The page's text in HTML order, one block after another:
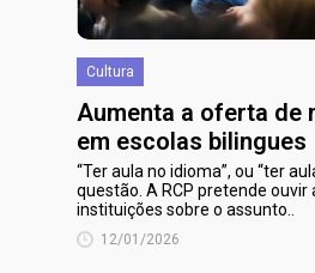
Cultura
Aumenta a oferta de
em escolas bilingues
“Ter aula no idioma”, ou “ter
questão. A RCP pretende ouvir
instituições sobre o assunto..
12/01/2026